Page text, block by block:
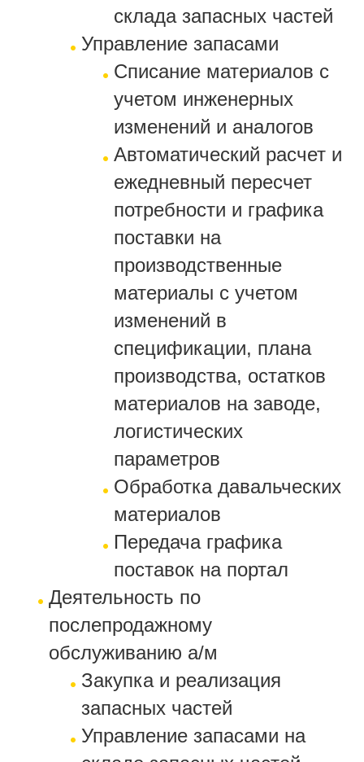
склада запасных частей
Управление запасами
Списание материалов с
учетом инженерных
изменений и аналогов
Автоматический расчет и
ежедневный пересчет
потребности и графика
поставки на
производственные
материалы с учетом
изменений в
спецификации, плана
производства, остатков
материалов на заводе,
логистических
параметров
Обработка давальческих
материалов
Передача графика
поставок на портал
Деятельность по
послепродажному
обслуживанию а/м
Закупка и реализация
запасных частей
Управление запасами на